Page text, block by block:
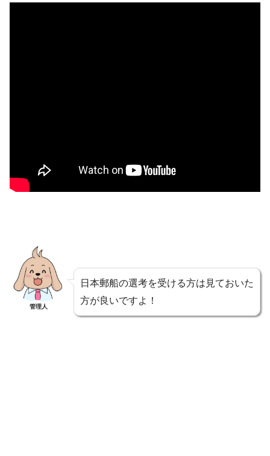
管理人
日本郵船の選考を受ける方は見ておいた
方が良いですよ！